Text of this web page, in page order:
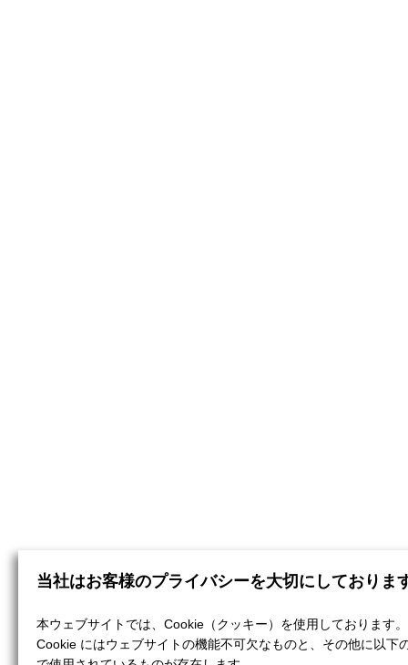
当社はお客様のプライバシーを大切にしておりま
本ウェブサイトでは、Cookie（クッキー）を使用しております。
Cookie にはウェブサイトの機能不可欠なものと、その他に以下